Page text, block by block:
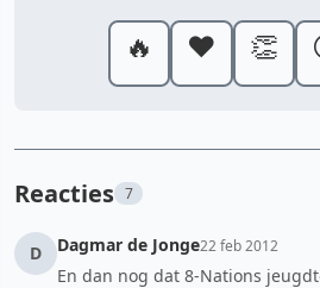
🔥 ❤️ 👏
Reacties 7
D Dagmar de Jonge22 feb 2012
En dan nog dat 8-Nations